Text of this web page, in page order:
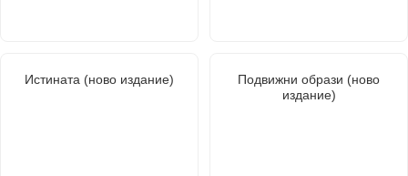
Истината (ново издание)
Подвижни образи (ново
издание)